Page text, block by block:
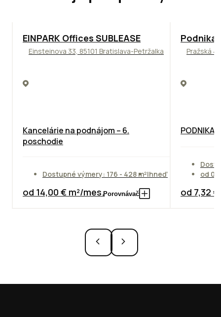
TOP ODPORÚČAME
EINPARK Offices SUBLEASE
Einsteinova 33, 85101 Bratislava-Petržalka
Kancelárie na podnájom – 6.
poschodie
Dostupné výmery: 176 - 428 m²Ihneď
od 14,00 € m²/mes.Porovnávač
Pražská
od
od 7,32